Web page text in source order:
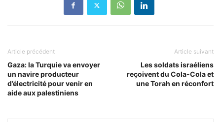
Article précédent
Gaza: la Turquie va envoyer
un navire producteur
d’électricité pour venir en
aide aux palestiniens
Article suivant
Les soldats israéliens
reçoivent du Cola-Cola et
une Torah en réconfort